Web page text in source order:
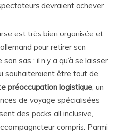
devraient achever
est très bien organisée et
pour retirer son
sas : il n’y a qu’à se laisser
souhaiteraient être tout de
préoccupation logistique, un
de voyage spécialisées
des packs all inclusive,
compris. Parmi